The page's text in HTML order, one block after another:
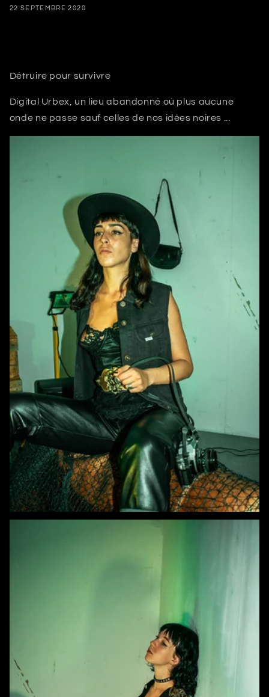
22 SEPTEMBRE 2020
Détruire pour survivre
Digital Urbex, un lieu abandonné où plus aucune
onde ne passe sauf celles de nos idées noires ...